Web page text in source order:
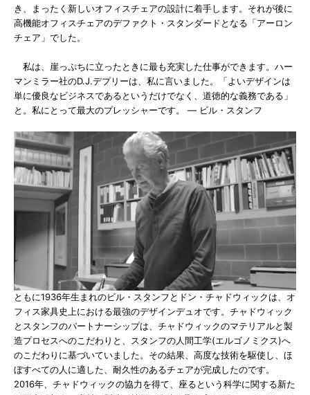
き、まったく新しいオフィスチェアの設計に着手します。それが後に
高機能オフィスチェアのデファクト・スタンダードとなる「アーロン
チェア」でした。
私は、崖っぷちに立ったときに最も充実した仕事ができます。ハー
マンミラー社のD.J.デプリーは、私に言いました。「よいデザインは
単に優良なビジネスであるというだけでなく、道徳的な義務である」
と。私にとって最大のプレッシャーです。 — ビル・スタンフ
ともに1936年生まれのビル・スタンフとドン・チャドウィックは、オ
フィス家具史上における最強のデザインデュオです。チャドウィック
とスタンフのパートナーシップは、チャドウィックのマテリアルと製
造プロセスへのこだわりと、スタンフの人間工学(エルゴノミクス)へ
のこだわりに基づいていました。その結果、高度な技術を駆使し、ほ
ぼすべての人に適した、耐久性のあるチェアが完成したのです。
2016年、チャドウィックの協力を得て、座るという科学に関する新た